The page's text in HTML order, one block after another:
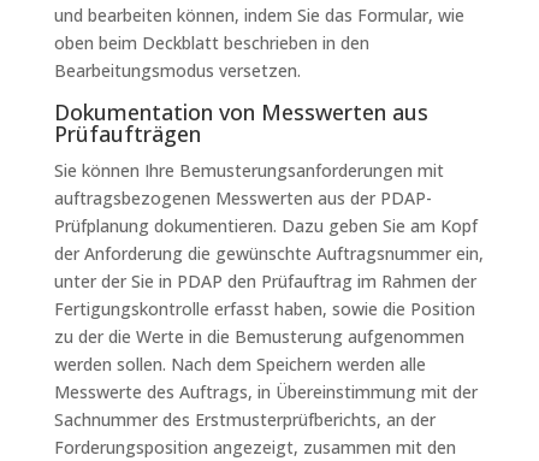
und bearbeiten können, indem Sie das Formular, wie
oben beim Deckblatt beschrieben in den
Bearbeitungsmodus versetzen.
Dokumentation von Messwerten aus
Prüfaufträgen
Sie können Ihre Bemusterungsanforderungen mit
auftragsbezogenen Messwerten aus der PDAP-
Prüfplanung dokumentieren. Dazu geben Sie am Kopf
der Anforderung die gewünschte Auftragsnummer ein,
unter der Sie in PDAP den Prüfauftrag im Rahmen der
Fertigungskontrolle erfasst haben, sowie die Position
zu der die Werte in die Bemusterung aufgenommen
werden sollen. Nach dem Speichern werden alle
Messwerte des Auftrags, in Übereinstimmung mit der
Sachnummer des Erstmusterprüfberichts, an der
Forderungsposition angezeigt, zusammen mit den